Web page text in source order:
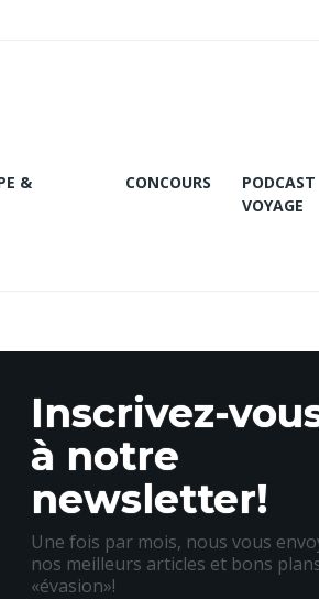
&
CONCOURS
PODCAST
VOYAGE
Inscrivez-
à notre
newsletter!
Une fois par mois, nous vous
nos meilleurs articles et bons
«évasion»!